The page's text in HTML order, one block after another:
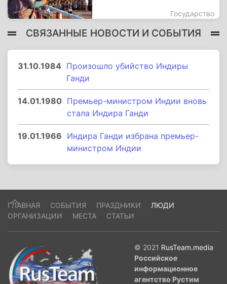
Государство
СВЯЗАННЫЕ НОВОСТИ И СОБЫТИЯ
31.10.1984 Произошло убийство Индиры
Ганди
14.01.1980 Премьер-министром Индии вновь
стала Индира Ганди
19.01.1966 Индира Ганди избрана премьер-
министром Индии
ГЛАВНАЯ СОБЫТИЯ ПРАЗДНИКИ
ЛЮДИ
ОРГАНИЗАЦИИ
МЕСТА СТАТЬИ
© 2021 RusTeam.media
Российское
информационное
агентство Рустим